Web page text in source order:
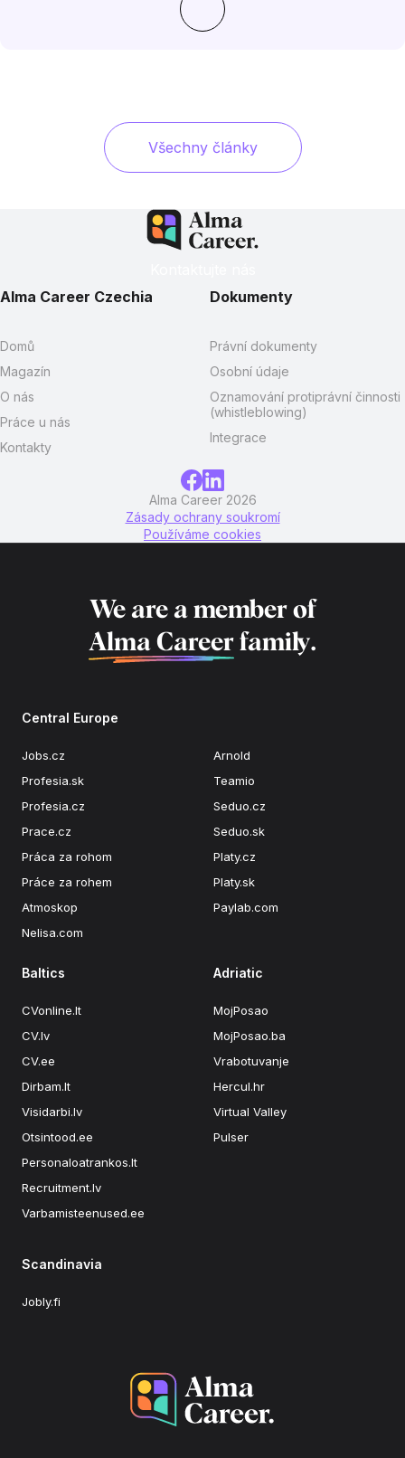
Všechny články
Alma Career Czechia
Domů
Magazín
O nás
Práce u nás
Kontakty
Dokumenty
Právní dokumenty
Osobní údaje
Oznamování protiprávní činnosti
(whistleblowing)
Integrace
Alma Career 2026
Zásady ochrany soukromí
Používáme cookies
We are a member of
Alma Career family.
Central Europe
Jobs.cz
Profesia.sk
Profesia.cz
Prace.cz
Práca za rohom
Práce za rohem
Atmoskop
Nelisa.com
Arnold
Teamio
Seduo.cz
Seduo.sk
Platy.cz
Platy.sk
Paylab.com
Baltics
CVonline.lt
CV.lv
CV.ee
Dirbam.lt
Visidarbi.lv
Otsintood.ee
Personaloatrankos.lt
Recruitment.lv
Varbamisteenused.ee
Adriatic
MojPosao
MojPosao.ba
Vrabotuvanje
Hercul.hr
Virtual Valley
Pulser
Scandinavia
Jobly.fi